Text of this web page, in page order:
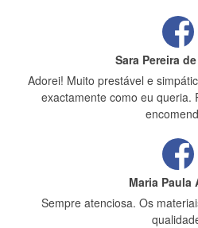
Sara Pereira
Adorei! Muito prestável e
exactamente como eu queria.
Maria Paula
Sempre atenciosa. Os